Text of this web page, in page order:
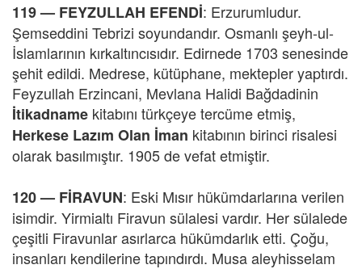
119 — FEYZULLAH EFENDİ: Erzurumludur.
Şemseddini Tebrizi soyundandır. Osmanlı şeyh-ul-
İslamlarının kırkaltıncısıdır. Edirnede 1703 senesinde
şehit edildi. Medrese, kütüphane, mektepler yaptırdı.
Feyzullah Erzincani, Mevlana Halidi Bağdadinin
İtikadname kitabını türkçeye tercüme etmiş,
Herkese Lazım Olan İman kitabının birinci risalesi
olarak basılmıştır. 1905 de vefat etmiştir.
120 — FİRAVUN: Eski Mısır hükümdarlarına verilen
isimdir. Yirmialtı Firavun sülalesi vardır. Her sülalede
çeşitli Firavunlar asırlarca hükümdarlık etti. Çoğu,
insanları kendilerine tapındırdı. Musa aleyhisselam